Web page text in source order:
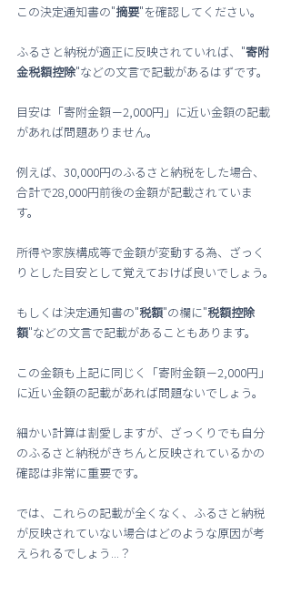
この決定通知書の"摘要"を確認してください。
ふるさと納税が適正に反映されていれば、"寄附
金税額控除"などの文言で記載があるはずです。
目安は「寄附金額－2,000円」に近い金額の記載
があれば問題ありません。
例えば、30,000円のふるさと納税をした場合、
合計で28,000円前後の金額が記載されていま
す。
所得や家族構成等で金額が変動する為、ざっく
りとした目安として覚えておけば良いでしょう。
もしくは決定通知書の"税額"の欄に"税額控除
額"などの文言で記載があることもあります。
この金額も上記に同じく「寄附金額－2,000円」
に近い金額の記載があれば問題ないでしょう。
細かい計算は割愛しますが、ざっくりでも自分
のふるさと納税がきちんと反映されているかの
確認は非常に重要です。
では、これらの記載が全くなく、ふるさと納税
が反映されていない場合はどのような原因が考
えられるでしょう...？